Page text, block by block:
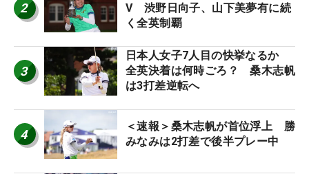
2
V 渋野日向子、山下美夢有に続
く全英制覇
3
日本人女子7人目の快挙なるか
全英決着は何時ごろ？ 桑木志帆
は3打差逆転へ
4
＜速報＞桑木志帆が首位浮上 勝
みなみは2打差で後半プレー中